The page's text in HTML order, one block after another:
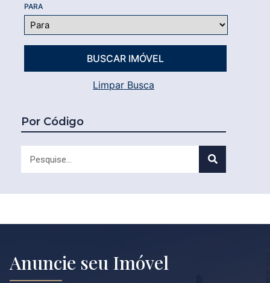
PARA
Limpar Busca
Por Código
Anuncie seu Imóvel